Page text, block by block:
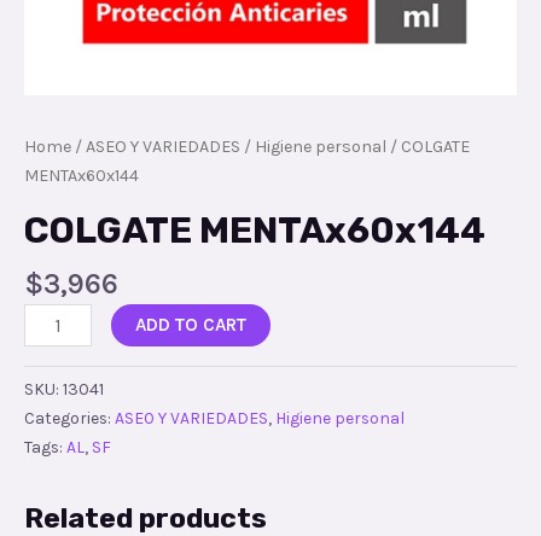
Home /ASEO Y VARIEDADES / Higiene personal / COLGATE
MENTAx60x144
COLGATE MENTAx60x144
$3,966
ADD TO CART
SKU: 13041
Categories: ASEO Y VARIEDADES, Higiene personal
Tags: AL, SF
Related products